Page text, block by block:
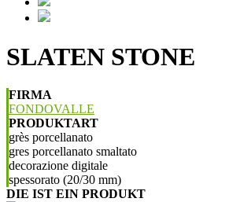
SLATEN STONE
FIRMA
FONDOVALLE
PRODUKTART
grès porcellanato
gres porcellanato smaltato
decorazione digitale
spessorato (20/30 mm)
DIE IST EIN PRODUKT